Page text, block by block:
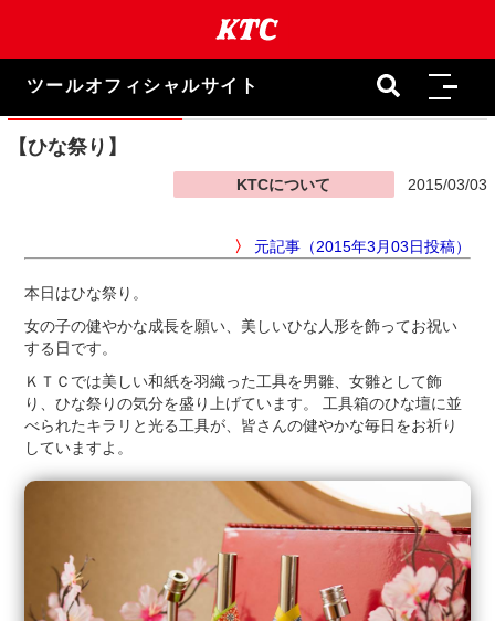
ま
キ
ツールオフィシャルサイト
【ひな祭り】
KTCについて 2015/03/03
〉 元記事（2015年3月03日投稿）
本日はひな祭り。
女の子の健やかな成長を願い、美しいひな人形を飾ってお祝い
する日です。
ＫＴＣでは美しい和紙を羽織った工具を男雛、女雛として飾
り、ひな祭りの気分を盛り上げています。 工具箱のひな壇に並
べられたキラリと光る工具が、皆さんの健やかな毎日をお祈り
していますよ。